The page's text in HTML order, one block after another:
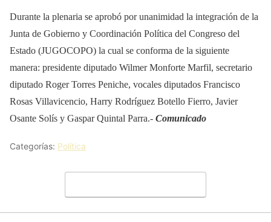
Durante la plenaria se aprobó por unanimidad la integración de la
Junta de Gobierno y Coordinación Política del Congreso del
Estado (JUGOCOPO) la cual se conforma de la siguiente
manera: presidente diputado Wilmer Monforte Marfil, secretario
diputado Roger Torres Peniche, vocales diputados Francisco
Rosas Villavicencio, Harry Rodríguez Botello Fierro, Javier
Osante Solís y Gaspar Quintal Parra.- Comunicado
Categorías: Política